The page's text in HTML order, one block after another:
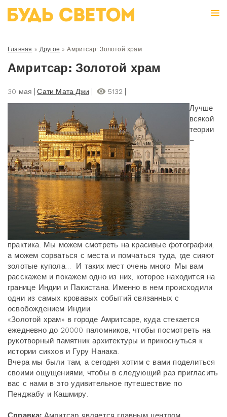
Главная » Другое » Амритсар: Золотой храм
Амритсар: Золотой храм
30 мая Сати Мата Джи 5132
Лучше
всякой
теории
–
практика. Мы можем смотреть на красивые фотографии,
а можем сорваться с места и помчаться туда, где сияют
золотые купола… И таких мест очень много. Мы вам
расскажем и покажем одно из них, которое находится на
границе Индии и Пакистана. Именно в нем происходили
одни из самых кровавых событий связанных с
освобождением Индии.
«Золотой храм» в городе Амритсаре, куда стекается
ежедневно до 20000 паломников, чтобы посмотреть на
рукотворный памятник архитектуры и прикоснуться к
истории сикхов и Гуру Нанака.
Вчера мы были там, а сегодня хотим с вами поделиться
своими ощущениями, чтобы в следующий раз пригласить
вас с нами в это удивительное путешествие по
Пенджабу и Кашмиру.